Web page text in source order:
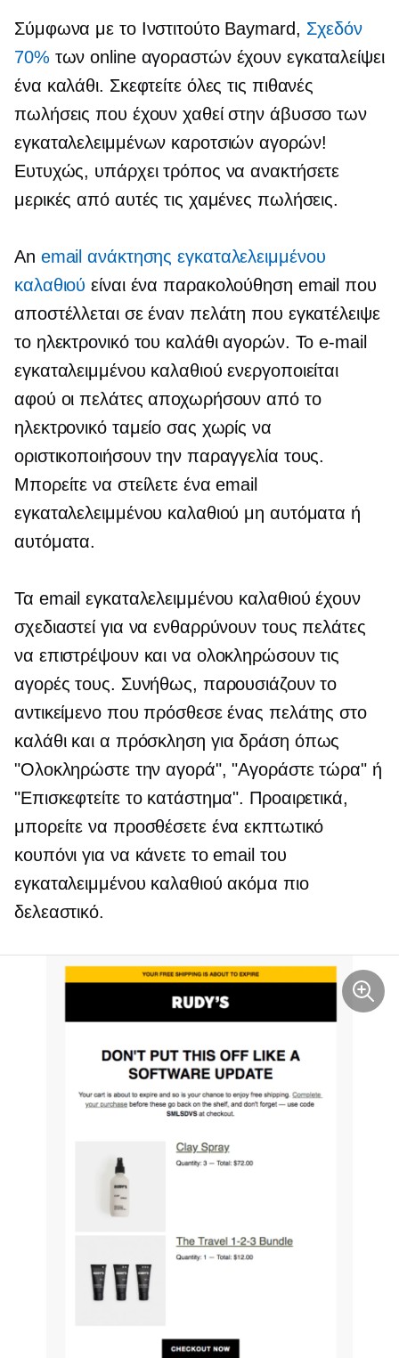
Σύμφωνα με το Ινστιτούτο Baymard, Σχεδόν
70% των online αγοραστών έχουν εγκαταλείψει
ένα καλάθι. Σκεφτείτε όλες τις πιθανές
πωλήσεις που έχουν χαθεί στην άβυσσο των
εγκαταλελειμμένων καροτσιών αγορών!
Ευτυχώς, υπάρχει τρόπος να ανακτήσετε
μερικές από αυτές τις χαμένες πωλήσεις.
An email ανάκτησης εγκαταλελειμμένου
καλαθιού είναι έναπαρακολούθηση email που
αποστέλλεται σε έναν πελάτη που εγκατέλειψε
το ηλεκτρονικό του καλάθι αγορών. Το e-mail
εγκαταλειμμένου καλαθιού ενεργοποιείται
αφού οι πελάτες αποχωρήσουν από το
ηλεκτρονικό ταμείο σας χωρίς να
οριστικοποιήσουν την παραγγελία τους.
Μπορείτε να στείλετε ένα email
εγκαταλελειμμένου καλαθιού μη αυτόματα ή
αυτόματα.
Τα email εγκαταλελειμμένου καλαθιού έχουν
σχεδιαστεί για να ενθαρρύνουν τους πελάτες
να επιστρέψουν και να ολοκληρώσουν τις
αγορές τους. Συνήθως, παρουσιάζουν το
αντικείμενο που πρόσθεσε ένας πελάτης στο
καλάθι και α πρόσκληση για δράση όπως
"Ολοκληρώστε την αγορά", "Αγοράστε τώρα" ή
"Επισκεφτείτε το κατάστημα". Προαιρετικά,
μπορείτε να προσθέσετε ένα εκπτωτικό
κουπόνι για να κάνετε το email του
εγκαταλειμμένου καλαθιού ακόμα πιο
δελεαστικό.